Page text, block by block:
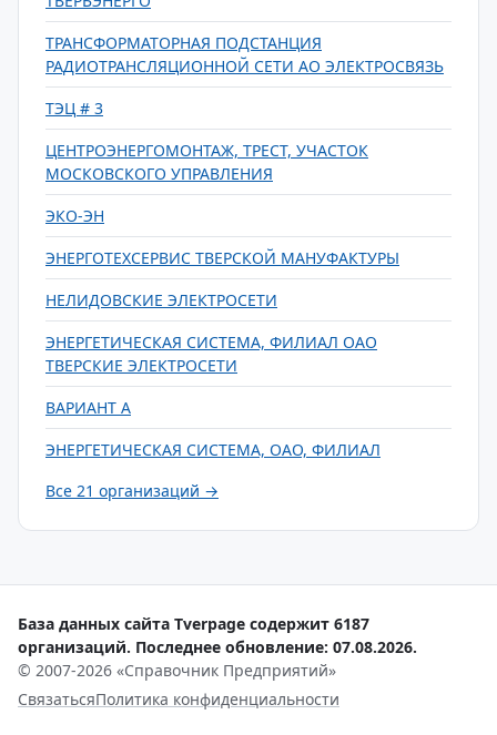
ТРАНСФОРМАТОРНАЯ ПОДСТАНЦИЯ
РАДИОТРАНСЛЯЦИОННОЙ СЕТИ АО ЭЛЕКТРОСВЯЗЬ
ТЭЦ # 3
ЦЕНТРОЭНЕРГОМОНТАЖ, ТРЕСТ, УЧАСТОК
МОСКОВСКОГО УПРАВЛЕНИЯ
ЭКО-ЭН
ЭНЕРГОТЕХСЕРВИС ТВЕРСКОЙ МАНУФАКТУРЫ
НЕЛИДОВСКИЕ ЭЛЕКТРОСЕТИ
ЭНЕРГЕТИЧЕСКАЯ СИСТЕМА, ФИЛИАЛ ОАО
ТВЕРСКИЕ ЭЛЕКТРОСЕТИ
ВАРИАНТ А
ЭНЕРГЕТИЧЕСКАЯ СИСТЕМА, ОАО, ФИЛИАЛ
Все 21 организаций →
База данных сайта Tverpage содержит 6187
организаций. Последнее обновление: 07.08.2026.
© 2007-2026 «Справочник Предприятий»
СвязатьсяПолитика конфиденциальности